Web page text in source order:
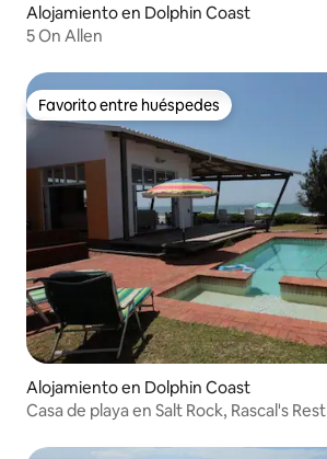
Alojamiento en Dolphin Coast
5 On Allen
Favorito entre huéspedes
Favorito entre huéspedes
Alojamiento en Dolphin Coast
Casa de playa en Salt Rock, Rascal's Rest